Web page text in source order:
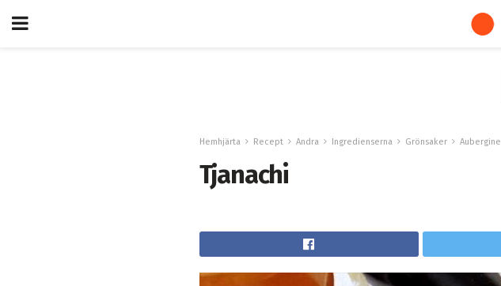
Hemhjärta Recept Andra Ingredienserna Grönsaker Aubergine
Tjanachi